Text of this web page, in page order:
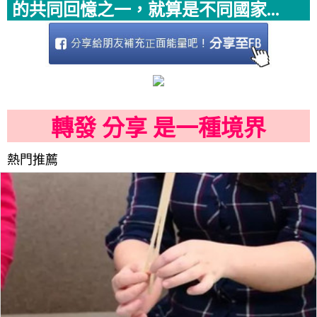
的共同回憶之一，就算是不同國家...
轉發 分享 是一種境界
熱門推薦